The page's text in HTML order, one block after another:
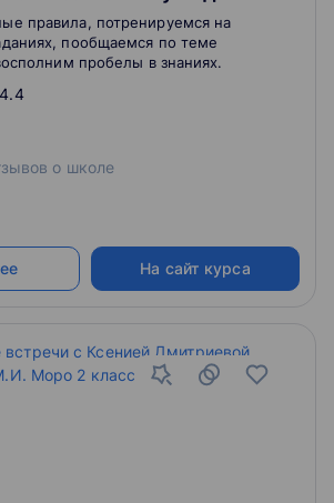
4.4
правила, потренируемся на
пообщаемся по теме
пробелы в знаниях.
о школе
На сайт курса